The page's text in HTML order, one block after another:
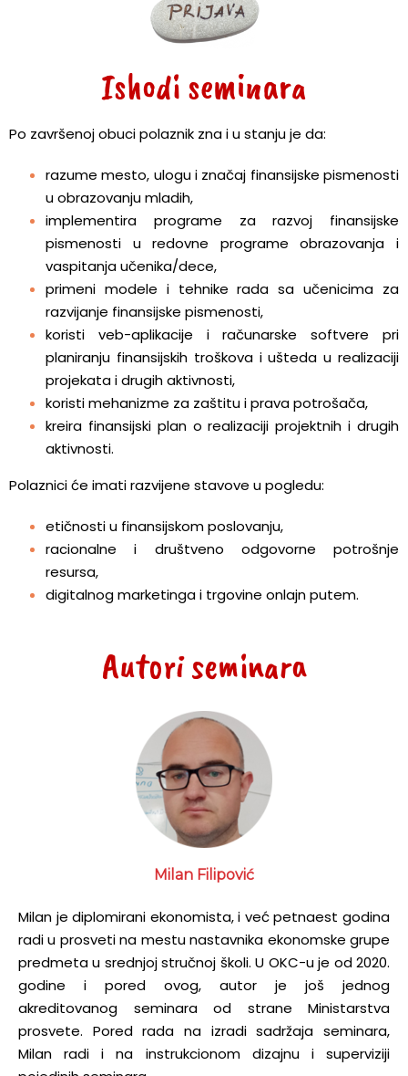
Ishodi seminara
Po završenoj obuci polaznik zna i u stanju je da:
razume mesto, ulogu i značaj finansijske pismenosti
u obrazovanju mladih,
implementira programe za razvoj finansijske
pismenosti u redovne programe obrazovanja i
vaspitanja učenika/dece,
primeni modele i tehnike rada sa učenicima za
razvijanje finansijske pismenosti,
koristi veb-aplikacije i računarske softvere pri
planiranju finansijskih troškova i ušteda u realizaciji
projekata i drugih aktivnosti,
koristi mehanizme za zaštitu i prava potrošača,
kreira finansijski plan o realizaciji projektnih i drugih
aktivnosti.
Polaznici će imati razvijene stavove u pogledu:
etičnosti u finansijskom poslovanju,
racionalne i društveno odgovorne potrošnje
resursa,
digitalnog marketinga i trgovine onlajn putem.
Autori seminara
Milan Filipović
Milan je diplomirani ekonomista, i već petnaest godina
radi u prosveti na mestu nastavnika ekonomske grupe
predmeta u srednjoj stručnoj školi. U OKC-u je od 2020.
godine i pored ovog, autor je još jednog
akreditovanog seminara od strane Ministarstva
prosvete. Pored rada na izradi sadržaja seminara,
Milan radi i na instrukcionom dizajnu i superviziji